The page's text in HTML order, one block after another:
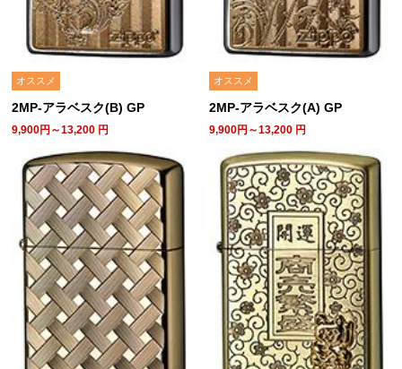
オススメ
2MP-アラベスク(B) GP
9,900円～13,200 円
オススメ
2MP-アラベスク(A) GP
9,900円～13,200 円